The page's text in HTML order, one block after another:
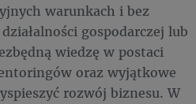
warunkach i bez
gospodarczej lub
wiedzę w postaci
oraz wyjątkowe
rozwój biznesu. W